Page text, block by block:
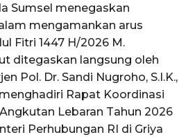
Sumsel menegaskan
mengamankan arus
Fitri 1447 H/2026 M.
ditegaskan langsung oleh
Pol. Dr. Sandi Nugroho, S.I.K.,
menghadiri Rapat Koordinasi
Lebaran Tahun 2026
Perhubungan RI di Griya